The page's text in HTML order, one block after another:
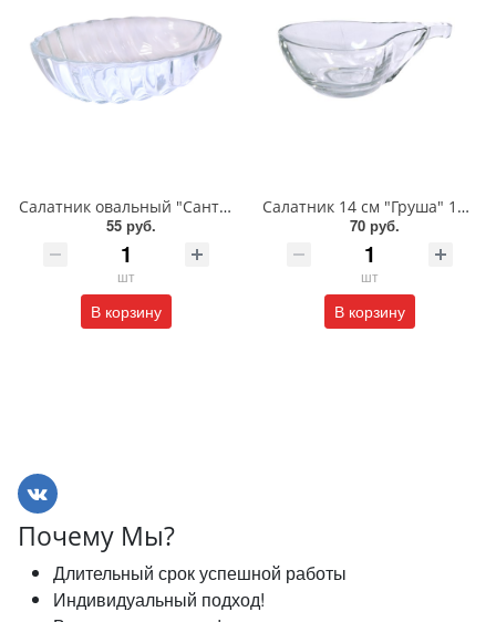
Салатник овальный "Санта" 220 мл/BL7151BCL
55 руб.
шт
В корзину
Салатник 14 см "Груша" 160 мл/BL7162BCL
70 руб.
шт
В корзину
Почему Мы?
Длительный срок успешной работы
Индивидуальный подход!